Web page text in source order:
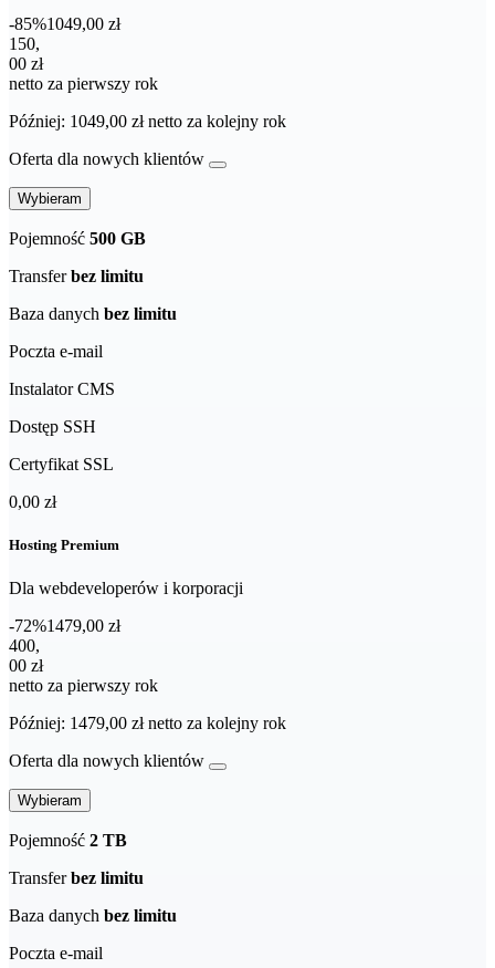
-85%1049,00 zł
150,00 zł netto za pierwszy rok
150,
00 zł
netto za pierwszy rok
Później: 1049,00 zł netto za kolejny rok
Oferta dla nowych klientów
Wybieram
Pojemność 500 GB
Transferbez limitu
Baza danych bez limitu
Poczta e-mail
Instalator CMS
Dostęp SSH
Certyfikat SSL
0,00 zł
Hosting Premium
Dla webdeveloperów i korporacji
-72%1479,00 zł
400,00 zł netto za pierwszy rok
400,
00 zł
netto za pierwszy rok
Później: 1479,00 zł netto za kolejny rok
Oferta dla nowych klientów
Wybieram
Pojemność 2 TB
Transferbez limitu
Baza danych bez limitu
Poczta e-mail